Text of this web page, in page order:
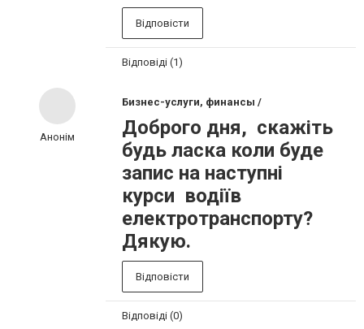
Відповісти
Відповіді (1)
Анонім
Бизнес-услуги, финансы /
Доброго дня, скажіть
будь ласка коли буде
запис на наступні
курси водіїв
електротранспорту?
Дякую.
Відповісти
Відповіді (0)